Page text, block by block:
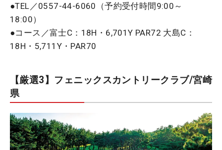
●TEL／0557-44-6060（予約受付時間9:00～
18:00）
●コース／富士C：18H・6,701Y PAR72 大島C：
18H・5,711Y・PAR70
【厳選3】フェニックスカントリークラブ/宮崎
県